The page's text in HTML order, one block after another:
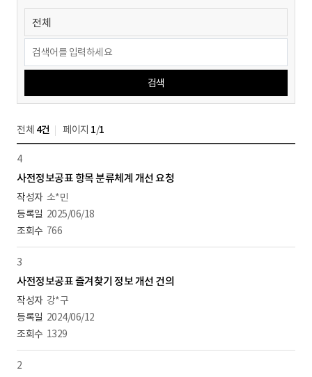
검색
전체 4건 페이지 1/1
4
사전정보공표 항목 분류체계 개선 요청
소*민
2025/06/18
766
3
사전정보공표 즐겨찾기 정보 개선 건의
강*구
2024/06/12
1329
2